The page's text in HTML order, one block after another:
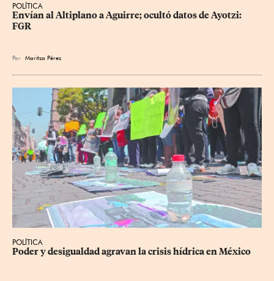
POLÍTICA
Envían al Altiplano a Aguirre; ocultó datos de Ayotzi:
FGR
Por Maritza Pérez
POLÍTICA
Poder y desigualdad agravan la crisis hídrica en México